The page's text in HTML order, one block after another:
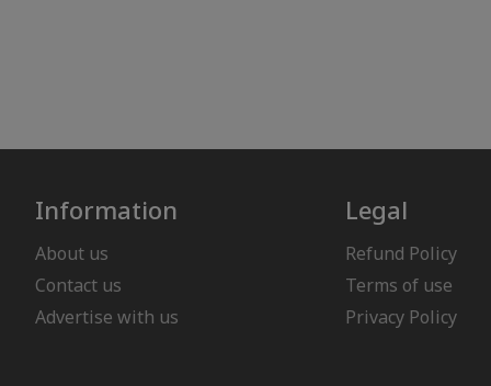
Information
About us
Contact us
Advertise with us
Legal
Refund Policy
Terms of use
Privacy Policy